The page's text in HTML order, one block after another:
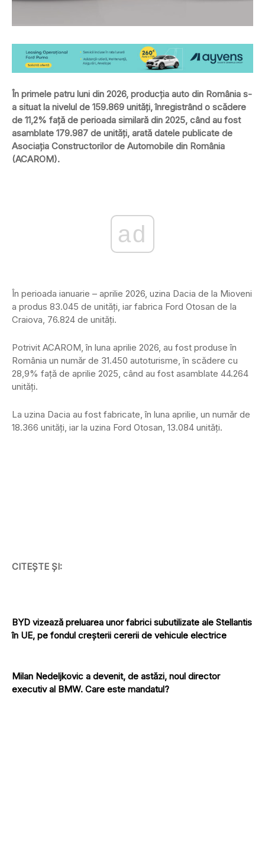
În primele patru luni din 2026, producția auto din România s-
a situat la nivelul de 159.869 unități, înregistrând o scădere
de 11,2% față de perioada similară din 2025, când au fost
asamblate 179.987 de unități, arată datele publicate de
Asociația Constructorilor de Automobile din România
(ACAROM).
ad
În perioada ianuarie – aprilie 2026, uzina Dacia de la Mioveni
a produs 83.045 de unități, iar fabrica Ford Otosan de la
Craiova, 76.824 de unități.
Potrivit ACAROM, în luna aprilie 2026, au fost produse în
România un număr de 31.450 autoturisme, în scădere cu
28,9% față de aprilie 2025, când au fost asamblate 44.264
unități.
La uzina Dacia au fost fabricate, în luna aprilie, un număr de
18.366 unități, iar la uzina Ford Otosan, 13.084 unități.
CITEȘTE ȘI:
BYD vizează preluarea unor fabrici subutilizate ale Stellantis
în UE, pe fondul creșterii cererii de vehicule electrice
Milan Nedeljkovic a devenit, de astăzi, noul director
executiv al BMW. Care este mandatul?